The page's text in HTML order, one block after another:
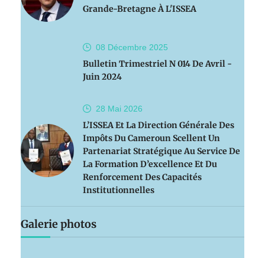
Grande-Bretagne À L'ISSEA
08 Décembre 2025
Bulletin Trimestriel N 014 De Avril -
Juin 2024
28 Mai 2026
L’ISSEA Et La Direction Générale Des
Impôts Du Cameroun Scellent Un
Partenariat Stratégique Au Service De
La Formation D’excellence Et Du
Renforcement Des Capacités
Institutionnelles
Galerie photos